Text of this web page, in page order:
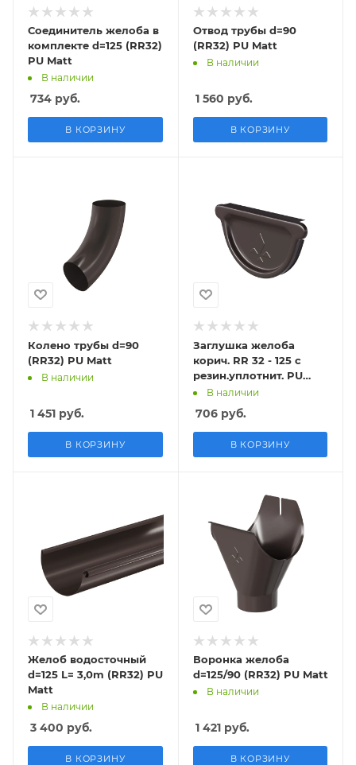
Соединитель желоба в
комплекте d=125 (RR32)
PU Matt
В наличии
734 руб.
В КОРЗИНУ
Отвод трубы d=90
(RR32) PU Matt
В наличии
1 560 руб.
В КОРЗИНУ
Колено трубы d=90
(RR32) PU Matt
В наличии
1 451 руб.
В КОРЗИНУ
Заглушка желоба
корич. RR 32 - 125 с
резин.уплотнит. PU
MattВ наличии
706руб.
В КОРЗИНУ
Желоб водосточный
d=125 L= 3,0m (RR32) PU
Matt
В наличии
3 400 руб.
В КОРЗИНУ
Воронка желоба
d=125/90 (RR32) PU Matt
В наличии
1 421руб.
В КОРЗИНУ